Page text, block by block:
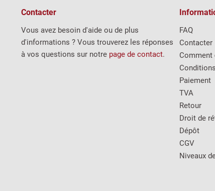
Contacter
Vous avez besoin d'aide ou de plus
d'informations ? Vous trouverez les réponses
à vos questions sur notre page de contact.
FAQ
Contacter
Comment
Paiement
TVA
Retour
Droit de
Dépôt
CGV
Niveaux